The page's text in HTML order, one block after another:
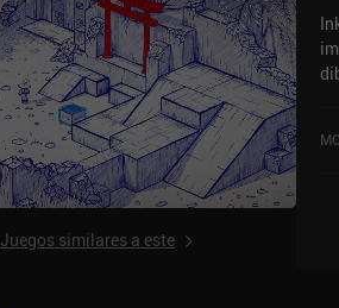
Juegos similares a este